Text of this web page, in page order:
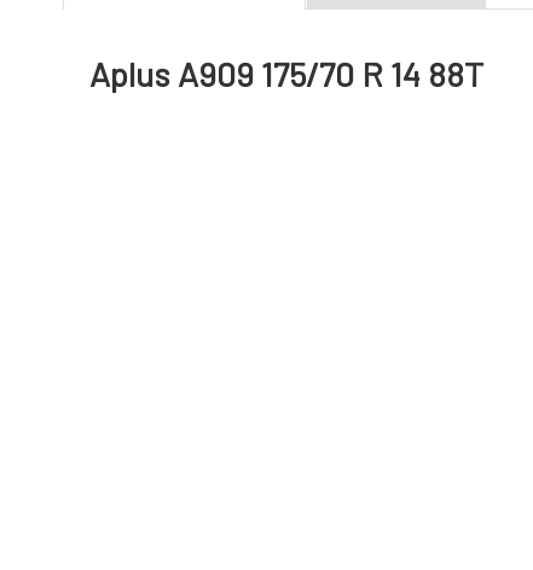
Aplus A909 175/70 R 14 88T